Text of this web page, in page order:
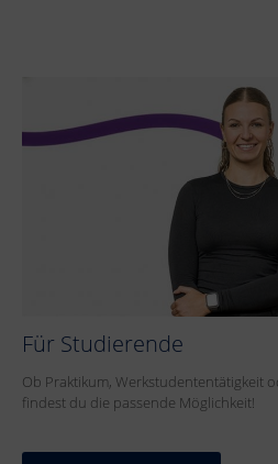
Für Studierende
Ob Praktikum, Werkstudententätigkeit
findest du die passende Möglichkeit!